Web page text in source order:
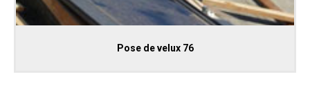
Pose de velux 76